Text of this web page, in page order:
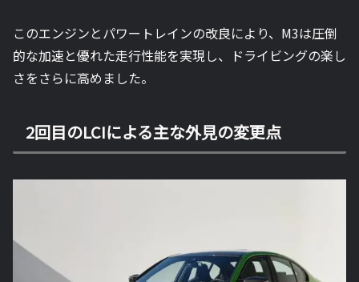
このエンジンとパワートレインの改良により、M3は圧倒
的な加速と優れた走行性能を実現し、ドライビングの楽し
さをさらに高めました。
2回目のLCIによる主な外見の変更点